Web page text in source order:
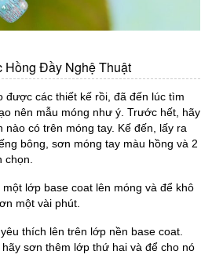
Hồng Đầy Nghệ Thuật
được các thiết kế rồi, đã đến lúc tìm
nên mẫu móng như ý. Trước hết, hãy
có trên móng tay. Kế đến, lấy ra
bông, sơn móng tay màu hồng và 2
chọn.
lớp base coat lên móng và để khô
một vài phút.
thích lên trên lớp nền base coat.
sơn thêm lớp thứ hai và để cho nó